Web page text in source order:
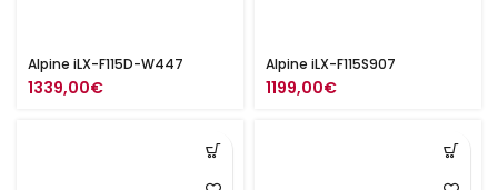
Alpine iLX-F115D-W447
1339,00€
Alpine iLX-F115S907
1199,00€